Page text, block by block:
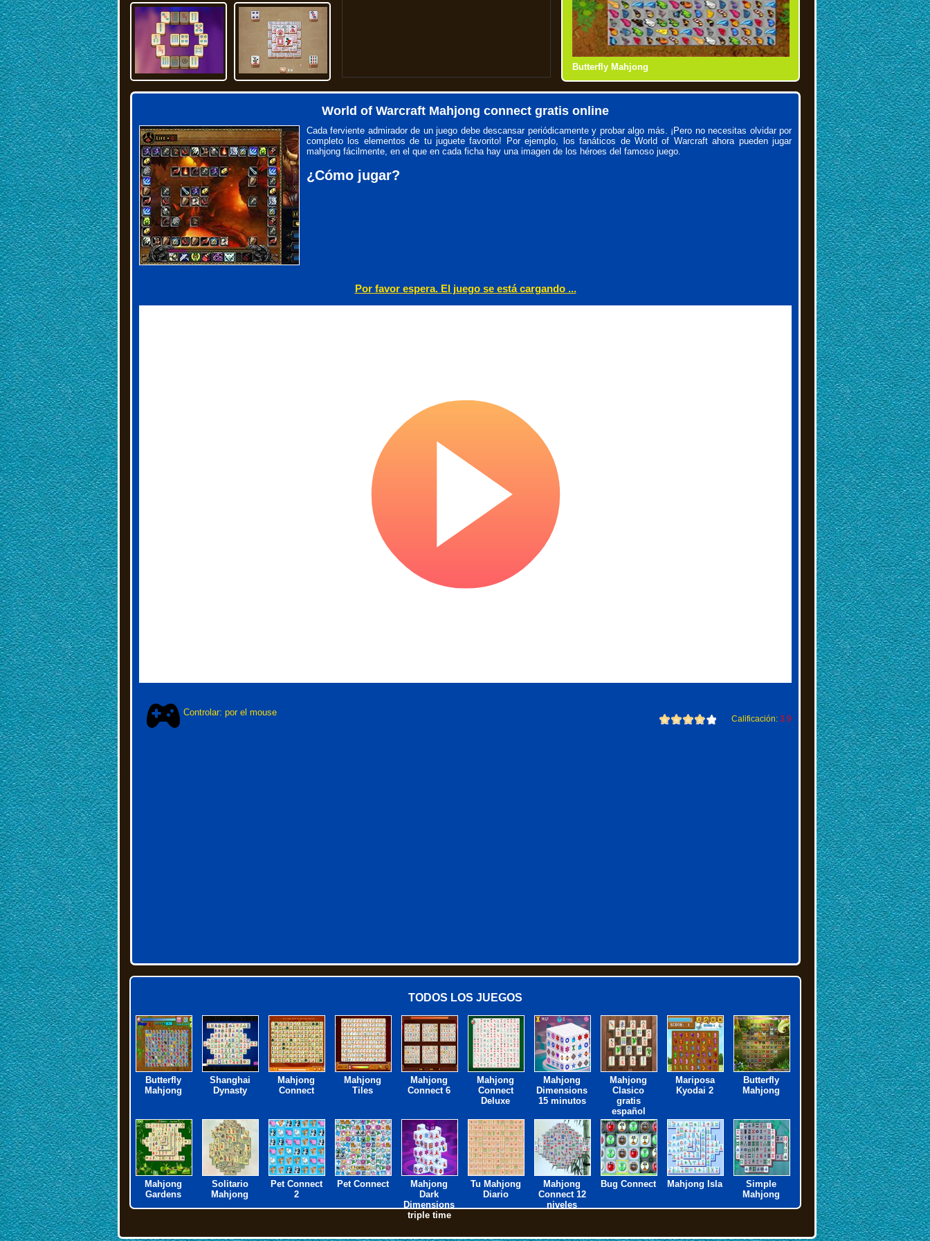
Butterfly Mahjong Shanghai Dynasty
Mahjong Connect
Mahjong Tiles
World of Warcraft Mahjong connect gratis online
Cada ferviente admirador de un juego debe descansar periódicamente y probar algo más. ¡Pero no necesitas olvidar por
completo los elementos de tu juguete favorito! Por ejemplo, los fanáticos de World of Warcraft ahora pueden jugar
mahjong fácilmente, en el que en cada ficha hay una imagen de los héroes del famoso juego.
¿Cómo jugar?
Por favor espera. El juego se está cargando ...
Controlar: por el mouse
Calificación: 3.9
TODOS LOS JUEGOS
Butterfly
Mahjong
Shanghai
Dynasty
Mahjong
Connect
Mahjong
Tiles
Mahjong
Connect 6
Mahjong
Connect
Deluxe
Mahjong
Dimensions
15 minutos
Mahjong
Clasico
gratis
español
Mariposa
Kyodai 2
Butterfly
Mahjong
Mahjong
Gardens
Solitario
Mahjong
Pet Connect
2
Pet Connect
Mahjong
Dark
Dimensions
triple time
Tu Mahjong
Diario
Mahjong
Connect 12
niveles
Bug Connect Mahjong Isla
Simple
Mahjong